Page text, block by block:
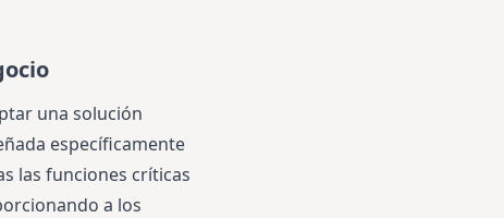
una solución
específicamente
las funciones críticas
a los